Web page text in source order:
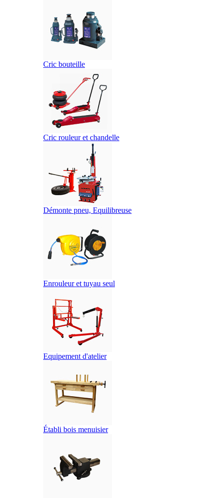
Cric bouteille
Cric rouleur et chandelle
Démonte pneu, Equilibreuse
Enrouleur et tuyau seul
Equipement d'atelier
Établi bois menuisier